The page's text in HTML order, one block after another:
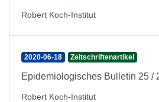
Robert Koch-Institut
2020-06-18 Zeitschriftenartikel
Epidemiologisches Bulletin 25 /
Robert Koch-Institut